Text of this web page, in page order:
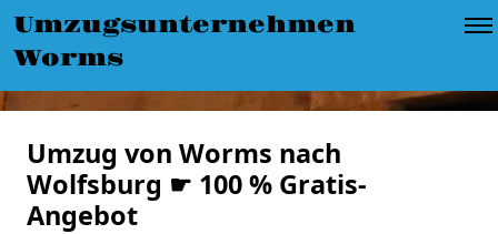
Umzugsunternehmen
Worms
Umzug von Worms nach
Wolfsburg ☛ 100 % Gratis-
Angebot